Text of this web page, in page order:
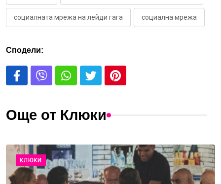
социалната мрежа на лейди гага социална мрежа
Сподели:
Още от Клюки
КЛЮКИ